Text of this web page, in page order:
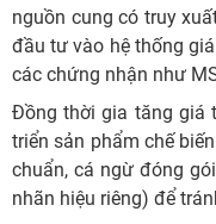
nguồn cung có truy
đầu tư vào hệ thống
các chứng nhận như
Đồng thời gia tăng giá
triển sản phẩm chế
chuẩn, cá ngừ đóng
nhãn hiệu riêng) để